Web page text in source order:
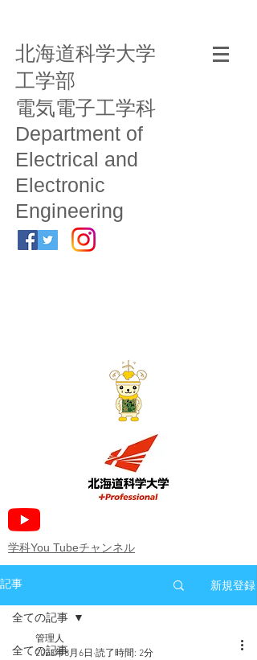
北海道科学大学
工学部
電気電子工学科
Department of
Electrical and
Electronic
Engineering
​学科You Tubeチャンネル
記事 新規登録
全ての記事
全ての記事
管理人
2023年8月6日 読了時間: 2分